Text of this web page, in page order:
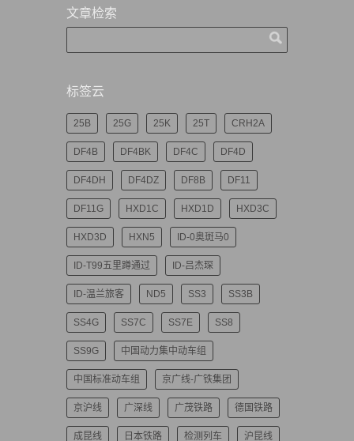
文章检索
标签云
25B 25G 25K 25T CRH2A
DF4B DF4BK DF4C DF4D
DF4DH DF4DZ DF8B DF11
DF11G HXD1C HXD1D HXD3C
HXD3D HXN5 ID-0奥斑马0
ID-T99五里蹲通过 ID-吕杰琛
ID-温兰旅客 ND5 SS3 SS3B
SS4G SS7C SS7E SS8
SS9G 中国动力集中动车组
中国标准动车组 京广线-广铁集团
京沪线 广深线 广茂铁路 德国铁路
成昆线 日本铁路 检测列车 沪昆线